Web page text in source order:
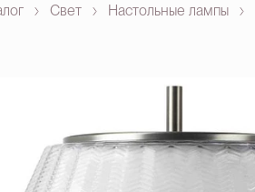
Свет Настольные лампы